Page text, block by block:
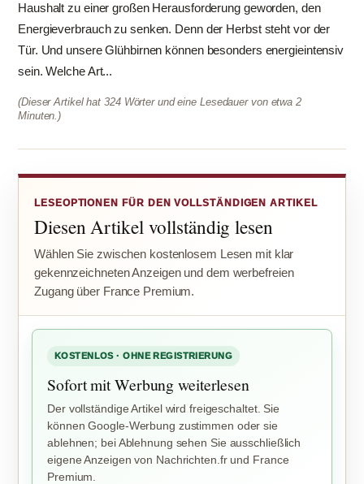
Haushalt zu einer großen Herausforderung geworden, den
Energieverbrauch zu senken. Denn der Herbst steht vor der
Tür. Und unsere Glühbirnen können besonders energieintensiv
sein. Welche Art...
(Dieser Artikel hat 324 Wörter und eine Lesedauer von etwa 2
Minuten.)
LESEOPTIONEN FÜR DEN VOLLSTÄNDIGEN ARTIKEL
Diesen Artikel vollständig lesen
Wählen Sie zwischen kostenlosem Lesen mit klar
gekennzeichneten Anzeigen und dem werbefreien
Zugang über France Premium.
KOSTENLOS · OHNE REGISTRIERUNG
Sofort mit Werbung weiterlesen
Der vollständige Artikel wird freigeschaltet. Sie
können Google-Werbung zustimmen oder sie
ablehnen; bei Ablehnung sehen Sie ausschließlich
eigene Anzeigen von Nachrichten.fr und France
Premium.